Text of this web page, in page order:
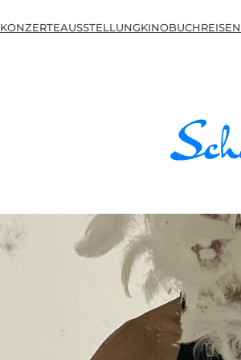
KONZERTEAUSSTELLUNGKINOBUCHREISEN